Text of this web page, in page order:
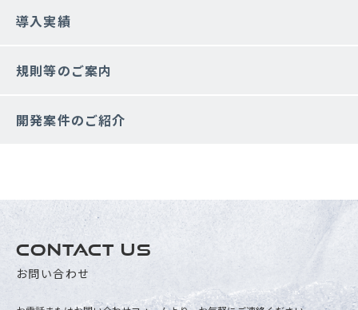
導入実績
規則等のご案内
開発案件のご紹介
CONTACT US
お問い合わせ